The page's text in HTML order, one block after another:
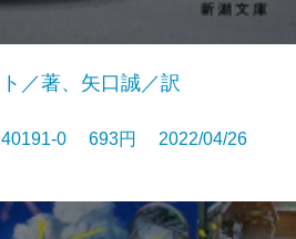
／著、矢口誠／訳
0 693円 2022/04/26